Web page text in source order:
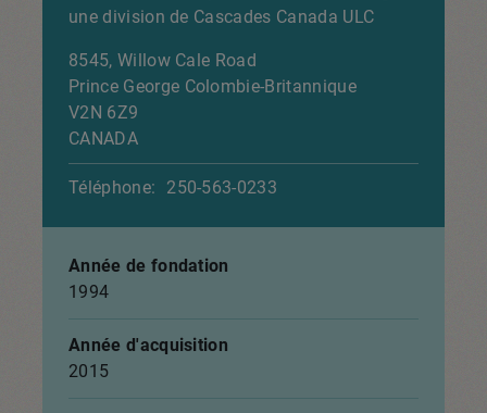
une division de Cascades Canada ULC
8545, Willow Cale Road
Prince George Colombie-Britannique
V2N 6Z9
CANADA
Téléphone: 250-563-0233
Année de fondation
1994
Année d'acquisition
2015